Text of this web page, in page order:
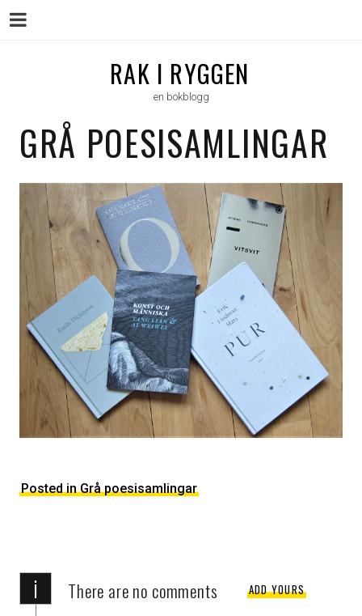
RAK I RYGGEN
en bokblogg
GRÅ POESISAMLINGAR
Posted in Grå poesisamlingar
i There are no comments ADD YOURS
Menu